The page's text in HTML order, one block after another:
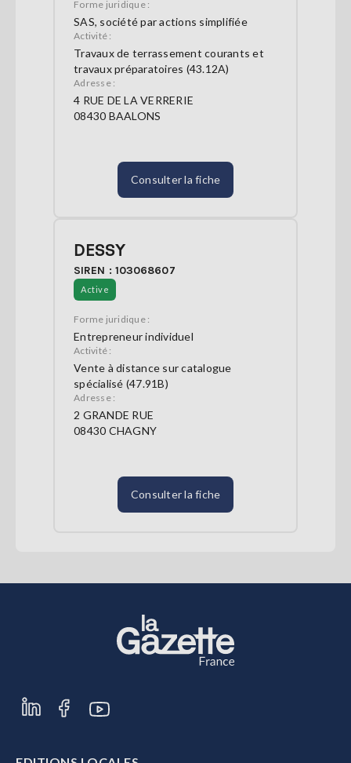
Forme juridique :
SAS, société par actions simplifiée
Activité :
Travaux de terrassement courants et
travaux préparatoires (43.12A)
Adresse :
4 RUE DE LA VERRERIE
08430 BAALONS
Consulter la fiche
DESSY
SIREN : 103068607
Active
Forme juridique :
Entrepreneur individuel
Activité :
Vente à distance sur catalogue
spécialisé (47.91B)
Adresse :
2 GRANDE RUE
08430 CHAGNY
Consulter la fiche